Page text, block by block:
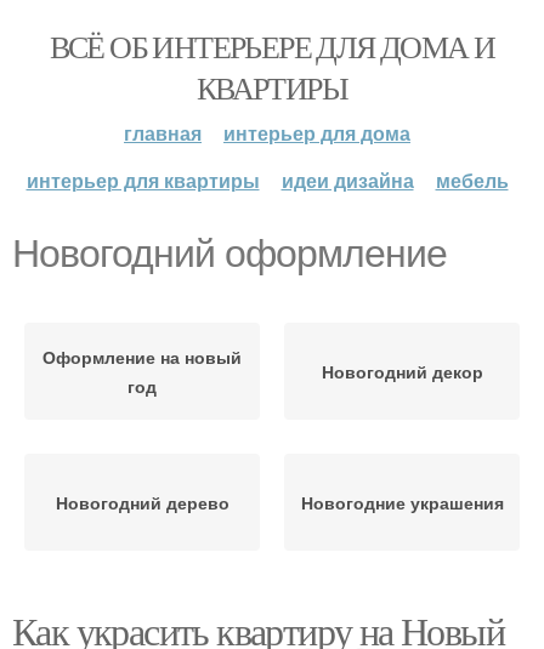
ВСЁ ОБ ИНТЕРЬЕРЕ ДЛЯ ДОМА И
КВАРТИРЫ
главная
интерьер для дома
интерьер для квартиры
идеи дизайна мебель
Новогодний оформление
Оформление на новый
год
Новогодний декор
Новогодний дерево Новогодние украшения
Как украсить квартиру на Новый